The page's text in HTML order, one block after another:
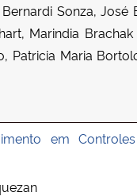
Sonza, José
Marindia
Patricia Maria
em